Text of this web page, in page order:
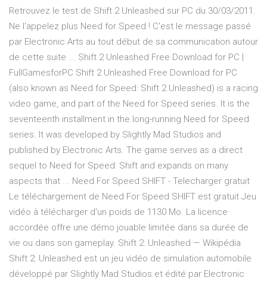
Retrouvez le test de Shift 2 Unleashed sur PC du 30/03/2011.
Ne l'appelez plus Need for Speed ! C'est le message passé
par Electronic Arts au tout début de sa communication autour
de cette suite ... Shift 2 Unleashed Free Download for PC |
FullGamesforPC Shift 2 Unleashed Free Download for PC
(also known as Need for Speed: Shift 2 Unleashed) is a racing
video game, and part of the Need for Speed series. It is the
seventeenth installment in the long-running Need for Speed
series. It was developed by Slightly Mad Studios and
published by Electronic Arts. The game serves as a direct
sequel to Need for Speed: Shift and expands on many
aspects that ... Need For Speed SHIFT - Telecharger gratuit
Le téléchargement de Need For Speed SHIFT est gratuit Jeu
vidéo à télécharger d'un poids de 1130 Mo. La licence
accordée offre une démo jouable limitée dans sa durée de
vie ou dans son gameplay. Shift 2: Unleashed — Wikipédia
Shift 2: Unleashed est un jeu vidéo de simulation automobile
développé par Slightly Mad Studios et édité par Electronic